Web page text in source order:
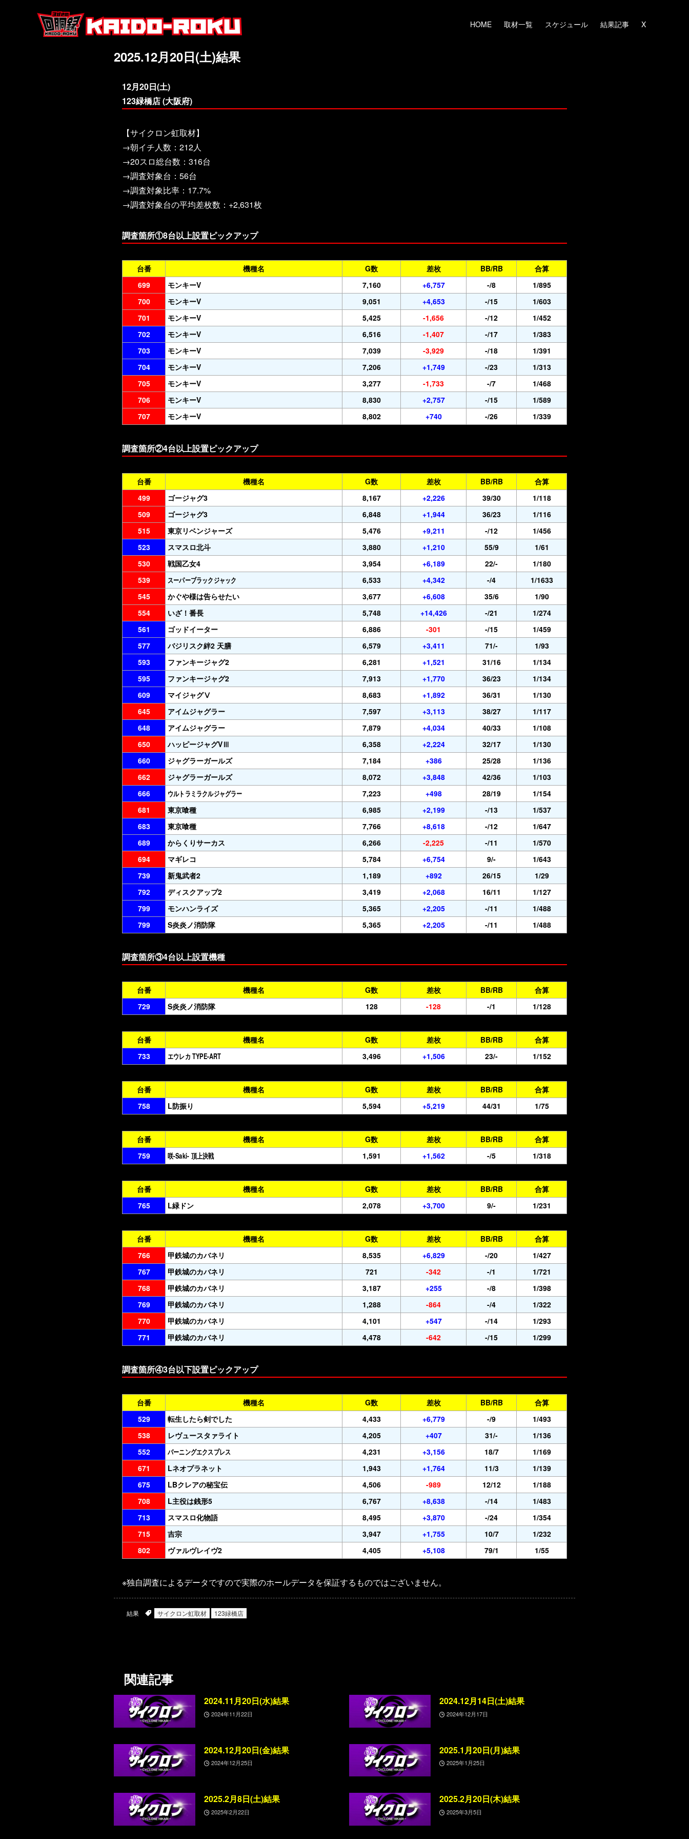
HOME 取材一覧 スケジュール 結果記事 X
2025.12月20日(土)結果
12月20日(土)
123緑橋店 (大阪府)
【サイクロン虹取材】
→朝イチ人数：212人
→20スロ総台数：316台
→調査対象台：56台
→調査対象比率：17.7%
→調査対象台の平均差枚数：+2,631枚
調査箇所①8台以上設置ピックアップ
台番 機種名 G数 差枚 BB/RB
合算
699
モンキーV 7,160 +6,757 -/8
1/895
700
モンキーV 9,051 +4,653 -/15
1/603
701
モンキーV 5,425 -1,656 -/12
1/452
702
モンキーV 6,516 -1,407 -/17
1/383
703
モンキーV 7,039 -3,929 -/18
1/391
704
モンキーV 7,206 +1,749 -/23
1/313
705
モンキーV 3,277 -1,733 -/7
1/468
706
モンキーV 8,830 +2,757 -/15
1/589
707
モンキーV 8,802 +740 -/26 1/339
調査箇所②4台以上設置ピックアップ
台番 機種名 G数 差枚 BB/RB
合算
499
ゴージャグ3 8,167 +2,226 39/30
1/118
509
ゴージャグ3 6,848 +1,944 36/23
1/116
515
東京リベンジャーズ 5,476 +9,211 -/12
1/456
523
スマスロ北斗 3,880 +1,210 55/9
1/61
530
戦国乙女4 3,954 +6,189 22/-
1/180
539
スーパーブラックジャック 6,533 +4,342 -/4
1/1633
545
かぐや様は告らせたい 3,677 +6,608 35/6
1/90
554
いざ！番長 5,748 +14,426 -/21
1/274
561
ゴッドイーター 6,886 -301 -/15
1/459
577
バジリスク絆2 天膳 6,579 +3,411 71/-
1/93
593
ファンキージャグ2 6,281 +1,521 31/16
1/134
595
ファンキージャグ2 7,913 +1,770 36/23
1/134
609
マイジャグⅤ 8,683 +1,892 36/31
1/130
645
アイムジャグラー 7,597 +3,113 38/27
1/117
648
アイムジャグラー 7,879 +4,034 40/33
1/108
650
ハッピージャグVⅢ 6,358 +2,224 32/17
1/130
660
ジャグラーガールズ 7,184 +386 25/28
1/136
662
ジャグラーガールズ 8,072 +3,848 42/36
1/103
666
ウルトラミラクルジャグラー 7,223 +498 28/19
1/154
681
東京喰種 6,985 +2,199 -/13
1/537
683
東京喰種 7,766 +8,618 -/12
1/647
689
からくりサーカス 6,266 -2,225 -/11
1/570
694
マギレコ 5,784 +6,754 9/-
1/643
739
新鬼武者2 1,189 +892 26/15
1/29
792
ディスクアップ2 3,419 +2,068 16/11
1/127
799
モンハンライズ 5,365 +2,205 -/11
1/488
799
S炎炎ノ消防隊 5,365 +2,205 -/11 1/488
調査箇所③4台以上設置機種
台番 機種名 G数 差枚 BB/RB
合算
729
S炎炎ノ消防隊 128 -128 -/1 1/128
台番 機種名 G数 差枚 BB/RB
合算
733
エウレカ TYPE-ART 3,496 +1,506 23/- 1/152
台番 機種名 G数 差枚 BB/RB
合算
758
L防振り 5,594 +5,219 44/31 1/75
台番 機種名 G数 差枚 BB/RB
合算
759
咲-Saki- 頂上決戦 1,591 +1,562 -/5 1/318
台番 機種名 G数 差枚 BB/RB
合算
765
L緑ドン 2,078 +3,700 9/- 1/231
台番 機種名 G数 差枚 BB/RB
合算
766
甲鉄城のカバネリ 8,535 +6,829 -/20
1/427
767
甲鉄城のカバネリ 721 -342 -/1
1/721
768
甲鉄城のカバネリ 3,187 +255 -/8
1/398
769
甲鉄城のカバネリ 1,288 -864 -/4
1/322
770
甲鉄城のカバネリ 4,101 +547 -/14
1/293
771
甲鉄城のカバネリ 4,478 -642 -/15 1/299
調査箇所④3台以下設置ピックアップ
台番 機種名 G数 差枚 BB/RB
合算
529
転生したら剣でした 4,433 +6,779 -/9
1/493
538
レヴュースタァライト 4,205 +407 31/-
1/136
552
バーニングエクスプレス 4,231 +3,156 18/7
1/169
671
Lネオプラネット 1,943 +1,764 11/3
1/139
675
LBクレアの秘宝伝 4,506 -989 12/12
1/188
708
L主役は銭形5 6,767 +8,638 -/14
1/483
713
スマスロ化物語 8,495 +3,870 -/24
1/354
715
吉宗 3,947 +1,755 10/7
1/232
802
ヴァルヴレイヴ2 4,405 +5,108 79/1 1/55
※独自調査によるデータですので実際のホールデータを保証するものではございません。
結果 サイクロン虹取材 123緑橋店
関連記事
2024.11月20日(水)結果
2024年11月22日
2024.12月14日(土)結果
2024年12月17日
2024.12月20日(金)結果
2024年12月25日
2025.1月20日(月)結果
2025年1月25日
2025.2月8日(土)結果
2025年2月22日
2025.2月20日(木)結果
2025年3月5日